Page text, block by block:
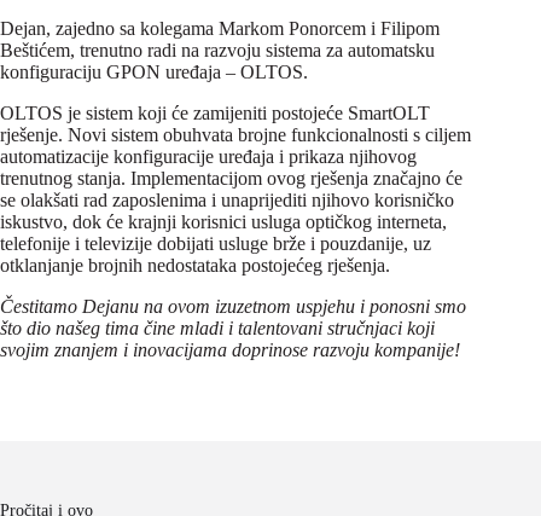
Dejan, zajedno sa kolegama Markom Ponorcem i Filipom
Beštićem, trenutno radi na razvoju sistema za automatsku
konfiguraciju GPON uređaja – OLTOS.
OLTOS je sistem koji će zamijeniti postojeće SmartOLT
rješenje. Novi sistem obuhvata brojne funkcionalnosti s ciljem
automatizacije konfiguracije uređaja i prikaza njihovog
trenutnog stanja. Implementacijom ovog rješenja značajno će
se olakšati rad zaposlenima i unaprijediti njihovo korisničko
iskustvo, dok će krajnji korisnici usluga optičkog interneta,
telefonije i televizije dobijati usluge brže i pouzdanije, uz
otklanjanje brojnih nedostataka postojećeg rješenja.
Čestitamo Dejanu na ovom izuzetnom uspjehu i ponosni smo
što dio našeg tima čine mladi i talentovani stručnjaci koji
svojim znanjem i inovacijama doprinose razvoju kompanije!
Pročitaj i ovo